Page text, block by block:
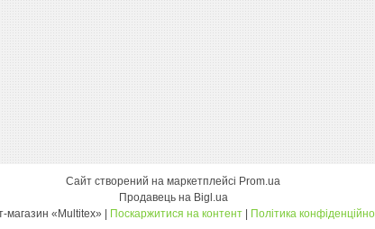
Сайт створений на маркетплейсі Prom.ua
Продавець на Bigl.ua
Поскаржитися на контент Політика